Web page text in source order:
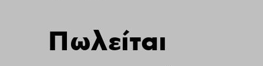
Πωλείται